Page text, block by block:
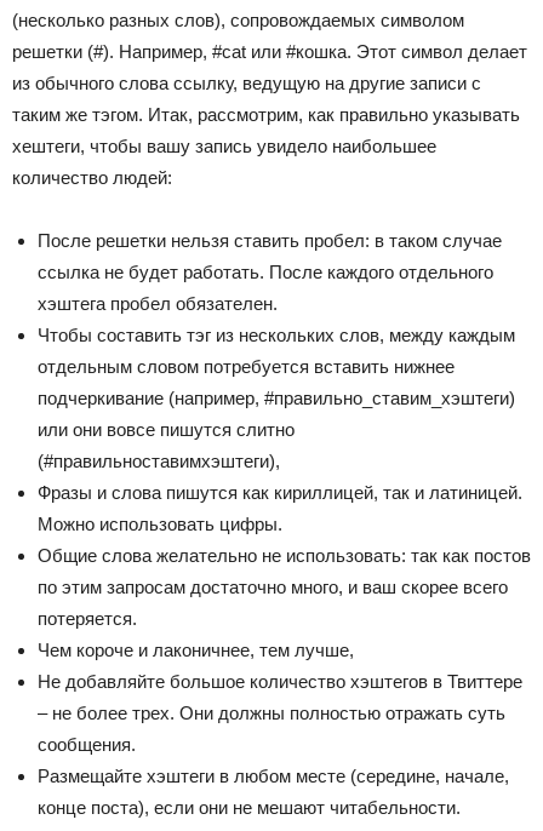
(несколько разных слов), сопровождаемых символом
решетки (#). Например, #cat или #кошка. Этот символ делает
из обычного слова ссылку, ведущую на другие записи с
таким же тэгом. Итак, рассмотрим, как правильно указывать
хештеги, чтобы вашу запись увидело наибольшее
количество людей:
После решетки нельзя ставить пробел: в таком случае
ссылка не будет работать. После каждого отдельного
хэштега пробел обязателен.
Чтобы составить тэг из нескольких слов, между каждым
отдельным словом потребуется вставить нижнее
подчеркивание (например, #правильно_ставим_хэштеги)
или они вовсе пишутся слитно
(#правильноставимхэштеги),
Фразы и слова пишутся как кириллицей, так и латиницей.
Можно использовать цифры.
Общие слова желательно не использовать: так как постов
по этим запросам достаточно много, и ваш скорее всего
потеряется.
Чем короче и лаконичнее, тем лучше,
Не добавляйте большое количество хэштегов в Твиттере
– не более трех. Они должны полностью отражать суть
сообщения.
Размещайте хэштеги в любом месте (середине, начале,
конце поста), если они не мешают читабельности.